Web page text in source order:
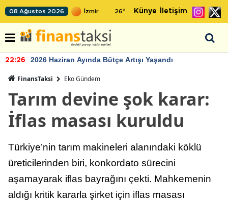
08 Ağustos 2026 26° Künye İletişim
22:26 2026 Haziran Ayında Bütçe Artışı Yaşandı
FinansTaksi Eko Gündem
Tarım devine şok karar:
İflas masası kuruldu
Türkiye’nin tarım makineleri alanındaki köklü
üreticilerinden biri, konkordato sürecini
aşamayarak iflas bayrağını çekti. Mahkemenin
aldığı kritik kararla şirket için iflas masası